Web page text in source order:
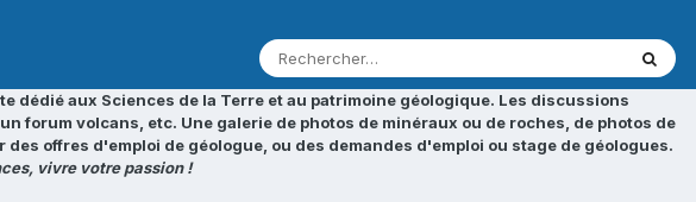
dédié aux Sciences de la Terre et au patrimoine géologique. Les discussions
volcans, etc. Une galerie de photos de minéraux ou de roches, de photos de
offres d'emploi de géologue, ou des demandes d'emploi ou stage de géologues.
vivre votre passion !